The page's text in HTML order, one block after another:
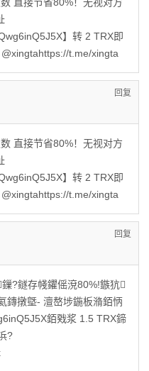
】转 2 TRX即
t.me/xingta
回复
直接节省80%！无视对方
】转 2 TRX即
t.me/xingta
回复
?鐩存帴鑺傜渷80%!鏃犺
鏄撴墍- 澶嶅埗鍦板潃銆怲
銆戣浆 1.5 TRX鍗
?